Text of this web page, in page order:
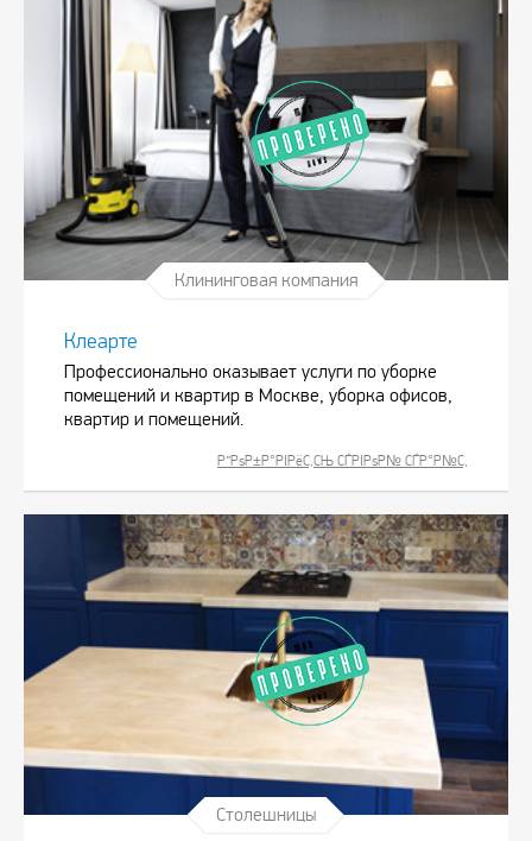
Клининговая компания
Клеарте
Профессионально оказывает услуги по уборке
помещений и квартир в Москве, уборка офисов,
квартир и помещений.
Р”РѕР±Р°РІРёС‚СЊ СЃРІРѕР№ СЃР°Р№С‚
Столешницы